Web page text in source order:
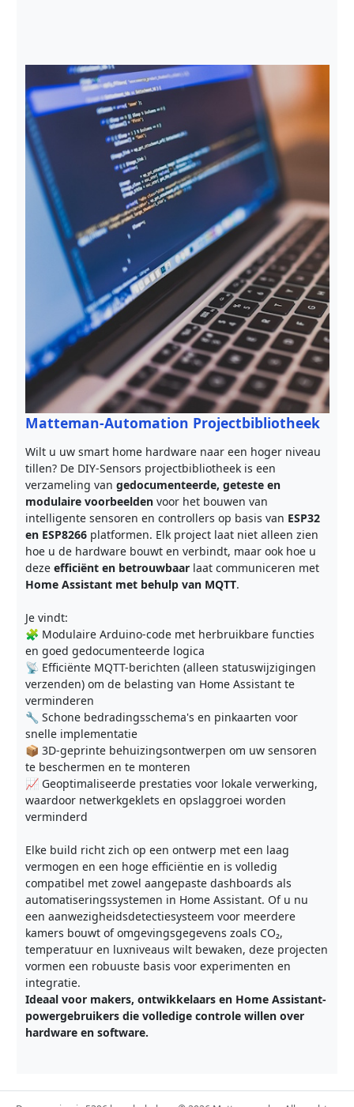
Matteman-Automation Projectbibliotheek
Wilt u uw smart home hardware naar een hoger niveau
tillen? De DIY-Sensors projectbibliotheek is een
verzameling van gedocumenteerde, geteste en
modulaire voorbeeldenvoor het bouwen van
intelligente sensoren en controllers op basis van ESP32
en ESP8266 platformen. Elk project laat niet alleen zien
hoe u de hardware bouwt en verbindt, maar ook hoe u
deze efficiënt en betrouwbaarlaat communiceren met
Home Assistant met behulp van MQTT.
Je vindt:
🧩 Modulaire Arduino-code met herbruikbare functies
en goed gedocumenteerde logica
📡 Efficiënte MQTT-berichten (alleen statuswijzigingen
verzenden) om de belasting van Home Assistant te
verminderen
🔧 Schone bedradingsschema's en pinkaarten voor
snelle implementatie
📦 3D-geprinte behuizingsontwerpen om uw sensoren
te beschermen en te monteren
📈 Geoptimaliseerde prestaties voor lokale verwerking,
waardoor netwerkgeklets en opslaggroei worden
verminderd
Elke build richt zich op een ontwerp met een laag
vermogen en een hoge efficiëntie en is volledig
compatibel met zowel aangepaste dashboards als
automatiseringssystemen in Home Assistant. Of u nu
een aanwezigheidsdetectiesysteem voor meerdere
kamers bouwt of omgevingsgegevens zoals CO₂,
temperatuur en luxniveaus wilt bewaken, deze projecten
vormen een robuuste basis voor experimenten en
integratie.
Ideaal voor makers, ontwikkelaars en Home Assistant-
powergebruikers die volledige controle willen over
hardware en software.